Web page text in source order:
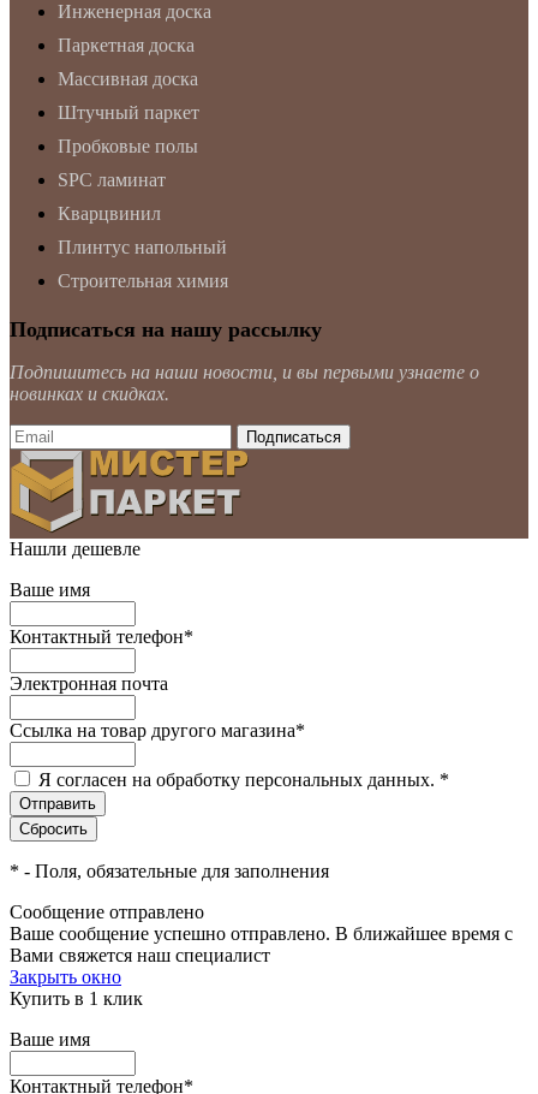
Инженерная доска
Паркетная доска
Массивная доска
Штучный паркет
Пробковые полы
SPC ламинат
Кварцвинил
Плинтус напольный
Строительная химия
Подписаться на нашу рассылку
Подпишитесь на наши новости, и вы первыми узнаете о
новинках и скидках.
Нашли дешевле
Ваше имя
Контактный телефон*
Электронная почта
Ссылка на товар другого магазина*
Я согласен на обработку персональных данных. *
* - Поля, обязательные для заполнения
Сообщение отправлено
Ваше сообщение успешно отправлено. В ближайшее время с
Вами свяжется наш специалист
Закрыть окно
Купить в 1 клик
Ваше имя
Контактный телефон*